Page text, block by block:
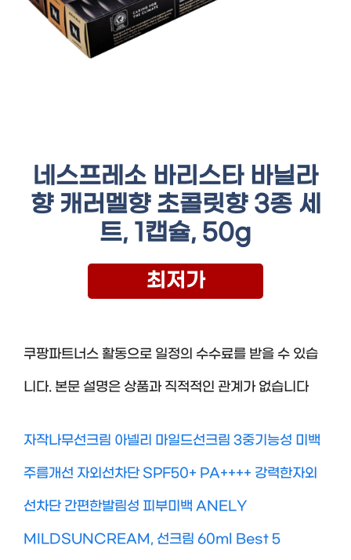
네스프레소 바리스타 바닐라
향 캐러멜향 초콜릿향 3종 세
트, 1캡슐, 50g
최저가
쿠팡파트너스 활동으로 일정의 수수료를 받을 수 있습
니다. 본문 설명은 상품과 직적적인 관계가 없습니다
자작나무선크림 아넬리 마일드선크림 3중기능성 미백
주름개선 자외선차단 SPF50+ PA++++ 강력한자외
선차단 간편한발림성 피부미백 ANELY
MILDSUNCREAM, 선크림 60ml Best 5